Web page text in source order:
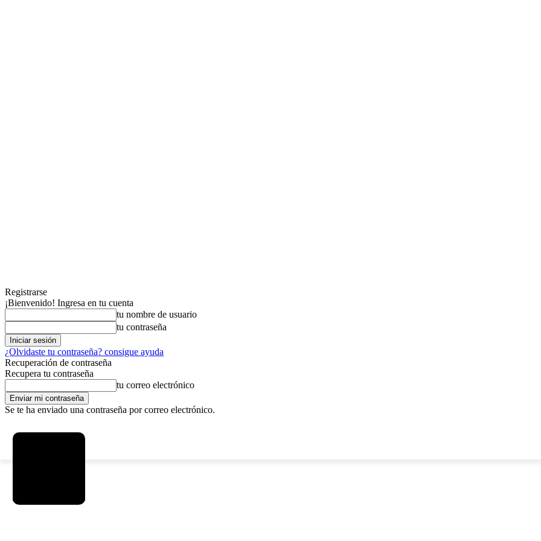
Registrarse
¡Bienvenido! Ingresa en tu cuenta
tu nombre de usuario
tu contraseña
¿Olvidaste tu contraseña? consigue ayuda
Recuperación de contraseña
Recupera tu contraseña
tu correo electrónico
Se te ha enviado una contraseña por correo electrónico.